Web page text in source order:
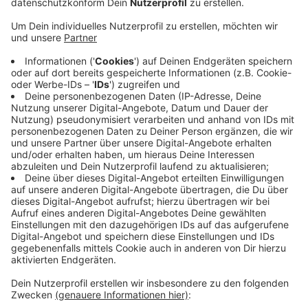
Was der neue Vorstand damit sagen wollte: Wir wollen
nicht mehr in das chronische Gejammer der Bankwelt
einstimmen und nicht mehr fehlende Zinsen beweinen,
sondern positiv in die Zukunft schauen. Und das
funktioniert, obwohl das Geschäft mit klassischen
Sparbüchern seit Jahren nahezu tot. Ein Wachstum
von über 7 Prozent hat die rechtsrheinische Volksbank
im vergangenen Jahr hingelegt und 1400 zusätzliche
Girokontokunden gewonnen. Hinzu kommt ein neues
Verwaltungsgebäude für rund 100 Mitarbeiter das im
Jahr 2021 in Voerde-Friedrichsfeld fertiggestellt
werden soll. Andre Fritz aus Wesel für Radio K.W.